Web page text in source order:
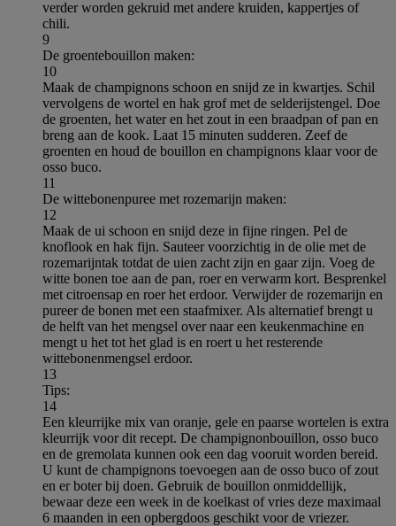
verder worden gekruid met andere kruiden, kappertjes of
chili.
9
De groentebouillon maken:
10
Maak de champignons schoon en snijd ze in kwartjes. Schil
vervolgens de wortel en hak grof met de selderijstengel. Doe
de groenten, het water en het zout in een braadpan of pan en
breng aan de kook. Laat 15 minuten sudderen. Zeef de
groenten en houd de bouillon en champignons klaar voor de
osso buco.
11
De wittebonenpuree met rozemarijn maken:
12
Maak de ui schoon en snijd deze in fijne ringen. Pel de
knoflook en hak fijn. Sauteer voorzichtig in de olie met de
rozemarijntak totdat de uien zacht zijn en gaar zijn. Voeg de
witte bonen toe aan de pan, roer en verwarm kort. Besprenkel
met citroensap en roer het erdoor. Verwijder de rozemarijn en
pureer de bonen met een staafmixer. Als alternatief brengt u
de helft van het mengsel over naar een keukenmachine en
mengt u het tot het glad is en roert u het resterende
wittebonenmengsel erdoor.
13
Tips:
14
Een kleurrijke mix van oranje, gele en paarse wortelen is extra
kleurrijk voor dit recept. De champignonbouillon, osso buco
en de gremolata kunnen ook een dag vooruit worden bereid.
U kunt de champignons toevoegen aan de osso buco of zout
en er boter bij doen. Gebruik de bouillon onmiddellijk,
bewaar deze een week in de koelkast of vries deze maximaal
6 maanden in een opbergdoos geschikt voor de vriezer.